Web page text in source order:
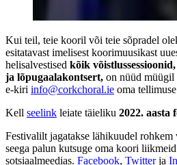
Kui teil, teie kooril või teie sõpradel
esitatavast imelisest koorimuusikast
helisalvestised kõik
ja lõpugaalakontsert, on nüüd müügil
e-kiri info@corkchoral.ie oma
Kell seelink leiate täieliku 2022. aasta
Festivalilt jagatakse lähikuudel rohkem
seega palun kutsuge oma koori
sotsiaalmeedias. Facebook, Twitterja